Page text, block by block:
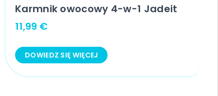
Karmnik owocowy 4-w-1 Jadeit
11,99 €
DOWIEDZ SIĘ WIĘCEJ